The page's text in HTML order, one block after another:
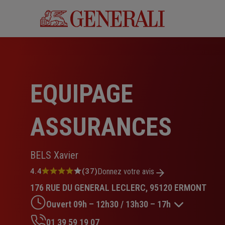
EQUIPAGE
ASSURANCES
BELS Xavier
Note
4.4
sur
5
étoiles
4.4 (37)Donnez votre avis
176 RUE DU GENERAL LECLERC, 95120 ERMONT
Ouvert 09h – 12h30 / 13h30 – 17h
01 39 59 19 07